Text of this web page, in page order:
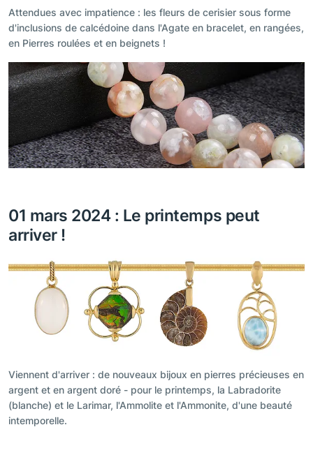
Attendues avec impatience : les fleurs de cerisier sous forme
d'inclusions de calcédoine dans l'Agate en bracelet, en rangées,
en Pierres roulées et en beignets !
01 mars 2024 : Le printemps peut
arriver !
Viennent d'arriver : de nouveaux bijoux en pierres précieuses en
argent et en argent doré - pour le printemps, la Labradorite
(blanche) et le Larimar, l'Ammolite et l'Ammonite, d'une beauté
intemporelle.